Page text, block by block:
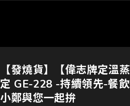
【發燒貨】【偉志牌定溫
定 GE-228 -持續領先-餐
小鄭與您一起拚